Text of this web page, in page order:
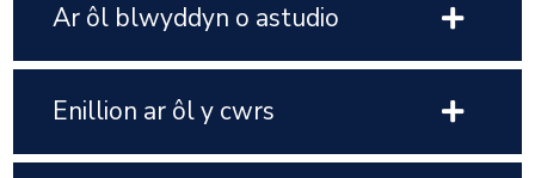
Ar ôl blwyddyn o astudio
Enillion ar ôl y cwrs